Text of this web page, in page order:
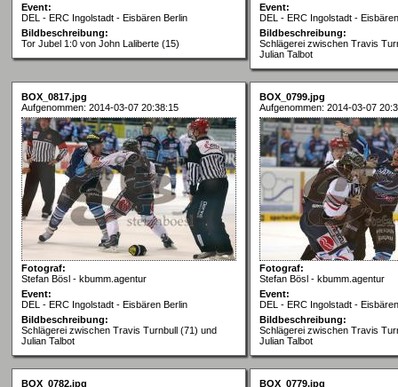
Event:
DEL - ERC Ingolstadt - Eisbären Berlin
Bildbeschreibung:
Tor Jubel 1:0 von John Laliberte (15)
Event:
DEL - ERC Ingolstadt -
Bildbeschreibung:
Schlägerei zwischen Travis
Julian Talbot
BOX_0817.jpg
Aufgenommen: 2014-03-07 20:38:15
Fotograf:
Stefan Bösl - kbumm.agentur
Event:
DEL - ERC Ingolstadt - Eisbären Berlin
Bildbeschreibung:
Schlägerei zwischen Travis Turnbull (71) und
Julian Talbot
BOX_0799.jpg
Aufgenommen: 2014-03-07
Fotograf:
Stefan Bösl - kbumm.agentur
Event:
DEL - ERC Ingolstadt -
Bildbeschreibung:
Schlägerei zwischen Travis
Julian Talbot
BOX_0782.jpg BOX_0779.jpg